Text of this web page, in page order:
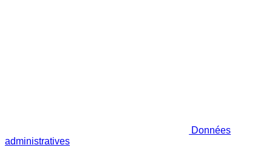
Données
administratives